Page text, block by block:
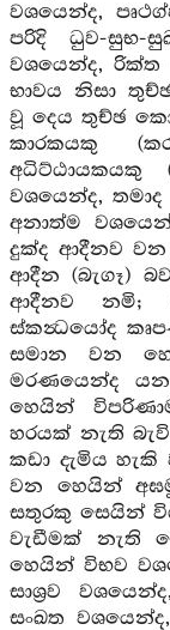
වශයෙන්ද,
පරිදි ධුව-සුභ-
වශයෙන්ද, රික්ත
භාවය නිසා
වූ දෙය තුච්ඡ
කාරකයකු
වශයෙන්ද,
අනාත්ම
දුක්ද ආදීනව
ආදීන (බැගෑ)
ආදීනව නමි;
ස්කන්‍ධයෝද
සමාන වන
මරණයෙන්ද
හෙයින්
හරයක් නැති
කඩා දැමිය
වන හෙයින්
සතුරකු සෙයින්
වැඩීමක් නැති
හෙයින් විභව
සාශ්‍රව
සංඛත